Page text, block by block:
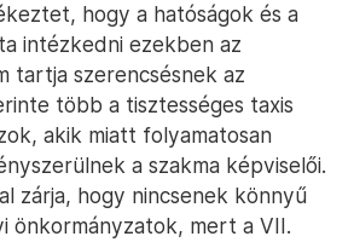
hogy a hatóságok és a
intézkedni ezekben az
tartja szerencsésnek az
több a tisztességes taxis
akik miatt folyamatosan
a szakma képviselői.
zárja, hogy nincsenek könnyű
önkormányzatok, mert a VII.